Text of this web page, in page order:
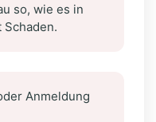
so, wie es in
Schaden.
Anmeldung